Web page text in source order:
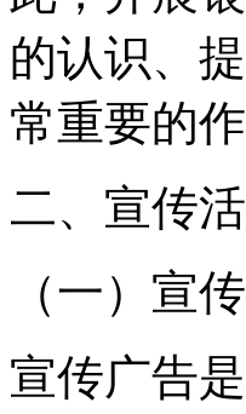
的认识、
常重要的作
二、宣传
（一）宣
宣传广告